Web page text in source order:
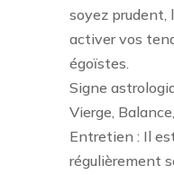
soyez prudent,
activer vos
égoïstes.
Signe
Vierge,
Entretien : Il
régulièrement